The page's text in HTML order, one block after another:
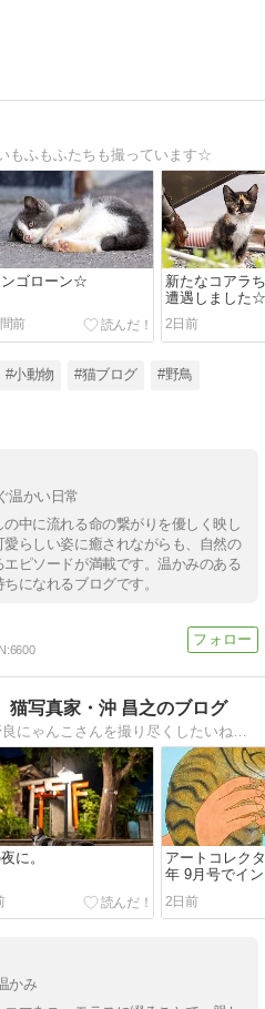
もふもふたちも撮っています☆
ンゴローン☆
前
新たなコアラ
遭遇しました☆
2日前
#小動物 #猫ブログ #野鳥
温かい日常
中に流れる命の繋がりを優しく映し
らしい姿に癒されながらも、自然の
ピソードが満載です。温かみのある
になれるブログです。
6600
写真家・沖 昌之のブログ
まずは日本中のらぶりーな野良にゃんこさんを撮り尽くしたいね。 ※ 半野良、地域猫含む。 猫写真家・沖 昌之のブログ
に。
アートコレク
年 9月号でイ
受けました。
2日前
かみ